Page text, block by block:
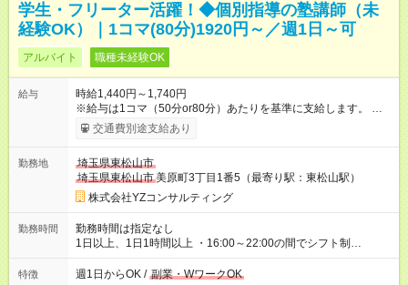
学生・フリーター活躍！◆個別指導の塾講師（未
経験OK）｜1コマ(80分)1920円～／週1日～可
アルバイト 職種未経験OK
給与
時給1,440円～1,740円
※給与は1コマ（50分or80分）あたりを基準に支給します。 上記
の時給表記は、1コマの支給額を1時間あたりに換算した金額で
す。 高校生 └80分授業 2，320円／1コマ └50分授業 1，450
1，200円／1コマ 昇給あり 自身の知識や経験を活かせるワンラ
ンク上の SS講師(本部認定試験)でベース給のアップも可能で
す！ 試験合格目指して一緒にがんばりましょう！！ ※給与には
最大10分の授業準備時間等を含む ※指導人数に応じて手当加算
（最大+100円） ※原則、所定時間内での勤務となります。 万
が一、所定時間を超える場合は、 別途時間外労働手当を支給
通費支給 【試用期間】試用期間なし
交通費別途支給あり
勤務地
埼玉県東松山市
埼玉県東松山市美原町3丁目1番5（最寄り駅：東松山駅）
株式会社YZコンサルティング
勤務時間
勤務時間は指定なし
1日以上、1日1時間以上 ・16:00～22:00の間でシフト制
────────────────── ■学生さん 授業がない日・学校終
わりを利用しての勤務も大歓迎です♪ ■フリーターさん しっかり
特徴 週1日からOK / 副業・WワークOK